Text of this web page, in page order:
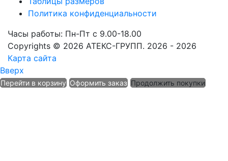
Политика конфиденциальности
Часы работы: Пн-Пт с 9.00-18.00
Copyrights © 2026 АТЕКС-ГРУПП. 2026 - 2026
Карта сайта
Вверх
Перейти в корзину Оформить заказ Продолжить покупки